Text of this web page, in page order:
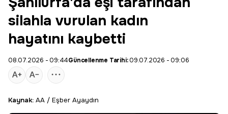
silahla vurulan kadın
hayatını kaybetti
08.07.2026 - 09:44Güncellenme Tarihi:09.07.2026 - 09:06
Kaynak: AA / Eşber Ayaydın